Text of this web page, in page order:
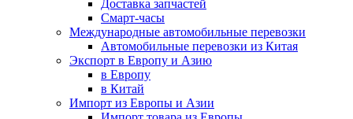
Доставка запчастей
Смарт-часы
Международные автомобильные перевозки
Автомобильные перевозки из Китая
Экспорт в Европу и Азию
в Европу
в Китай
Импорт из Европы и Азии